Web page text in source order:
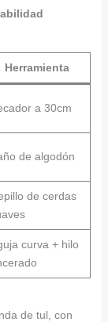
Herramienta
a 30cm
de algodón
de cerdas
curva + hilo
de tul, con